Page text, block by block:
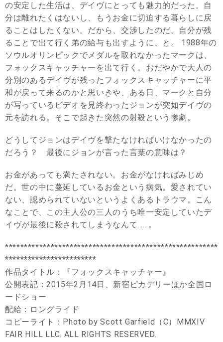
の安定した生活は、デイヴにとっても魅力的だった。自
分は離れたくはないし、もうお金に切迫する暮らしに戻
ることはしたくない。だから、交渉したのだ。自分が残
ることで出て行く弟の給与も出すように、と。 1988年の
ソウルオリンピックでメダルを取れなかったマークは、
フォックスキャッチャーを出て行く。おだやかで大人の
分別のあるデイヴが残ったフォックスキャッチャーに平
和が戻って来るのかと思いきや、ある日、マークと自分
が写っているビデオを見終わったジョンが突如デイヴの
元を訪れる。そこで起きた突然の射殺という惨劇。
どうしてジョンはデイヴを撃たなければいけなかったの
だろう？ 最後にジョンが言った言葉の意味は？
お金があっても満たされない。お金がなければみじめ
だ。世の中に蔓延しているお金という病気。愛されてい
ない、認められていないというよくあるトラウマ。こん
なことで、この主人公の三人のうち唯一安定していたデ
イヴが最後に殺されてしまうなんて……。
********************************************************
************************
作品タイトル：『フォックスキャッチャー』
公開表記：2015年2月14日、新宿ピカデリーほか全国ロ
ードショー
配給：ロングライド
コピーライト：Photo by Scott Garfield（C）MMXIV
FAIR HILL LLC. ALL RIGHTS RESERVED.